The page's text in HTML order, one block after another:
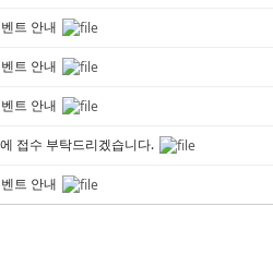
트 안내
트 안내
트 안내
접수 부탁드리겠습니다.
트 안내